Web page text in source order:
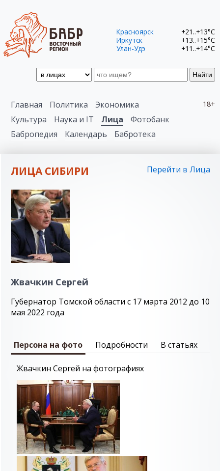
Найти
Красноярск
+21..+13°C
Иркутск
+13..+15°C
Улан-Удэ
+11..+14°C
18+
Главная Политика
Экономика
Культура
Наука и IT Лица
Фотобанк
Бабропедия
Календарь Бабротека
ЛИЦА СИБИРИ Перейти в Лица
Жвачкин Сергей
Губернатор Томской области с 17 марта 2012 до 10
мая 2022 года
Персона на фото Подробности В статьях
Жвачкин Сергей на фотографиях